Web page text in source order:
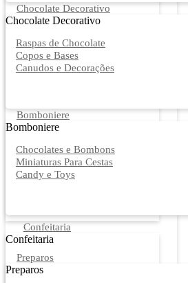
Chocolate Decorativo
Chocolate Decorativo
Raspas de Chocolate
Copos e Bases
Canudos e Decorações
Bomboniere
Bomboniere
Chocolates e Bombons
Miniaturas Para Cestas
Candy e Toys
Confeitaria
Confeitaria
Preparos
Preparos